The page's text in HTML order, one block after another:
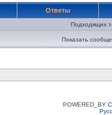
Ответы
Подходящих
Показать
POWERED_BY